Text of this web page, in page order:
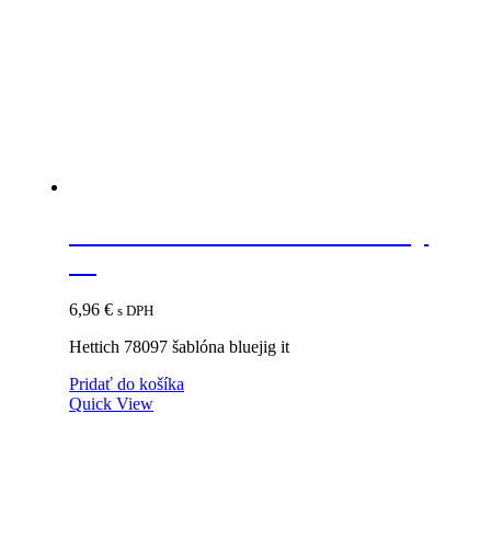
6,96 € s DPH
Hettich 78097 šablóna bluejig it
Pridať do košíka
Quick View